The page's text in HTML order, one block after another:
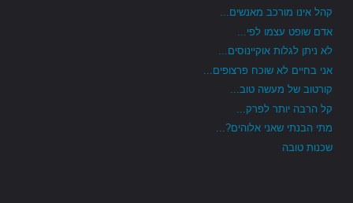
קהל אינו מורכב מאנשים...
אדם שופט עצמו לפי...
לא ניתן לגלות אוקיינוסים...
אני בחיים לא שוכח פרצופים...
קורטוב של מעשה טוב...
קל הרבה יותר לפרק...
מתי הבנתי שאני אלוהים?...
שכנות טובה